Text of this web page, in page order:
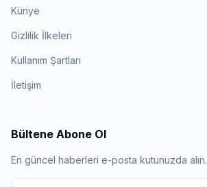
Künye
Gizlilik İlkeleri
Kullanım Şartları
İletişim
Bültene Abone Ol
En güncel haberleri e-posta kutunuzda alın.